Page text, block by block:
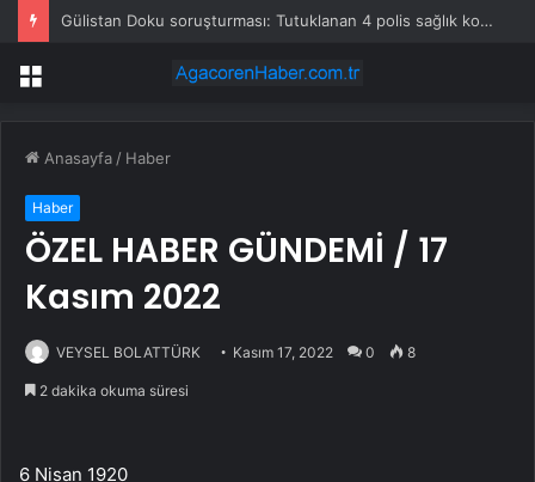
Gülistan Doku soruşturması: Tutuklanan 4 polis sağlık kontrolünün ardından cezaevine gönderildi
Menü
Anasayfa / Haber
Haber
ÖZEL HABER GÜNDEMİ / 17
Kasım 2022
VEYSEL BOLATTÜRK Kasım 17, 2022 0 8
2 dakika okuma süresi
6 Nisan 1920